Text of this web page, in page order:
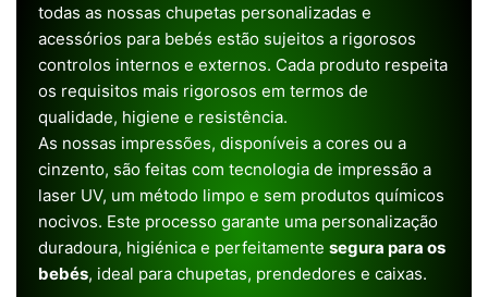
todas as nossas chupetas personalizadas e
acessórios para bebés estão sujeitos a rigorosos
controlos internos e externos. Cada produto respeita
os requisitos mais rigorosos em termos de
qualidade, higiene e resistência.
As nossas impressões, disponíveis a cores ou a
cinzento, são feitas com tecnologia de impressão a
laser UV, um método limpo e sem produtos químicos
nocivos. Este processo garante uma personalização
duradoura, higiénica e perfeitamente segura para os
bebés, ideal para chupetas, prendedores e caixas.